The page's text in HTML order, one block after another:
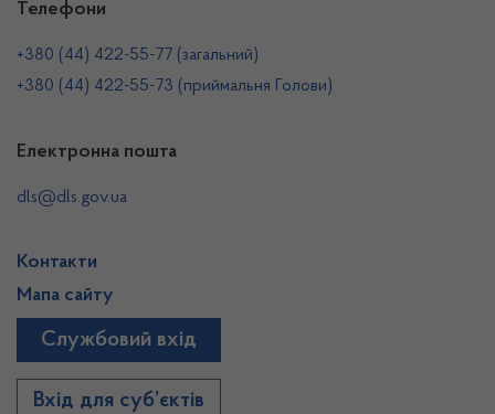
Телефони
+380 (44) 422-55-77 (загальний)
+380 (44) 422-55-73 (приймальня Голови)
Електронна пошта
dls@dls.gov.ua
Контакти
Мапа сайту
Службовий вхід
Вхід для суб’єктів